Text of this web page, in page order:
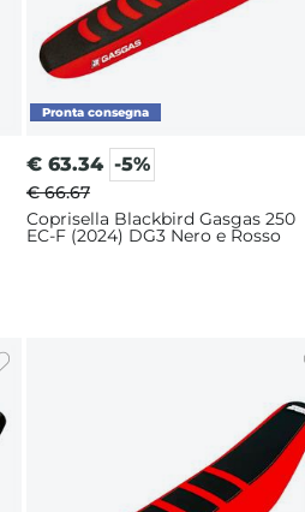
€ 63.34 -5%
€ 66.67
Coprisella Blackbird Gasgas 250
EC-F (2024) DG3 Nero e Rosso